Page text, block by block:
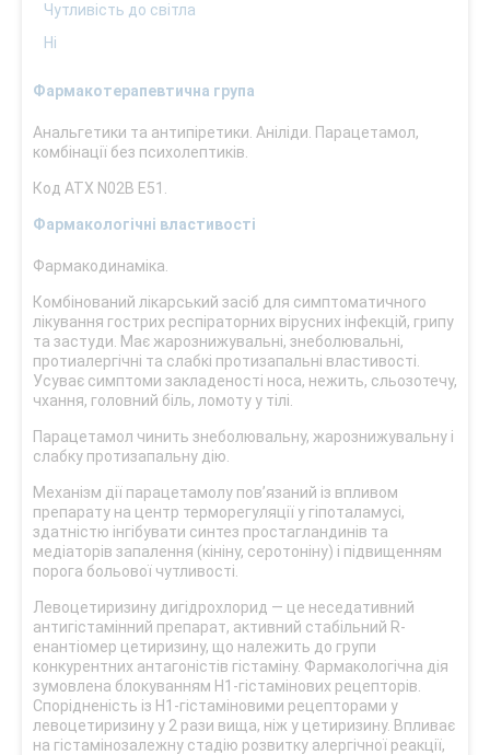
Чутливість до світла
Ні
Фармакотерапевтична група
Анальгетики та антипіретики. Аніліди. Парацетамол,
комбінації без психолептиків.
Код АТХ N02B E51.
Фармакологічні властивості
Фармакодинаміка.
Комбінований лікарський засіб для симптоматичного
лікування гострих респіраторних вірусних інфекцій, грипу
та застуди. Має жарознижувальні, знеболювальні,
протиалергічні та слабкі протизапальні властивості.
Усуває симптоми закладеності носа, нежить, сльозотечу,
чхання, головний біль, ломоту у тілі.
Парацетамол чинить знеболювальну, жарознижувальну і
слабку протизапальну дію.
Механізм дії парацетамолу пов’язаний із впливом
препарату на центр терморегуляції у гіпоталамусі,
здатністю інгібувати синтез простагландинів та
медіаторів запалення (кініну, серотоніну) і підвищенням
порога больової чутливості.
Левоцетиризину дигідрохлорид — це неседативний
антигістамінний препарат, активний стабільний R-
енантіомер цетиризину, що належить до групи
конкурентних антагоністів гістаміну. Фармакологічна дія
зумовлена блокуванням Н1-гістамінових рецепторів.
Спорідненість із Н1-гістаміновими рецепторами у
левоцетиризину у 2 рази вища, ніж у цетиризину. Впливає
на гістамінозалежну стадію розвитку алергічної реакції,